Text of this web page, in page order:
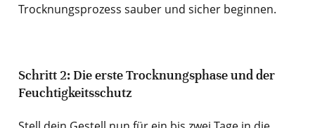
Trocknungsprozess sauber und sicher beginnen.
Schritt 2: Die erste Trocknungsphase und der
Feuchtigkeitsschutz